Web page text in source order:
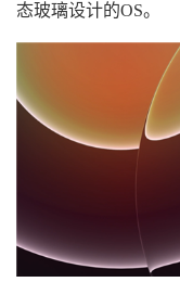
态玻璃设计的OS。